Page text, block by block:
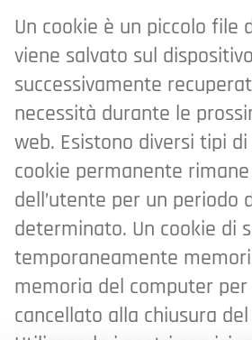
Un cookie è un piccolo file
viene salvato sul
successivamente
necessità durante le
web. Esistono diversi tipi di
cookie permanente
dell’utente per un periodo
determinato. Un cookie di
temporaneamente
memoria del computer per
cancellato alla chiusura